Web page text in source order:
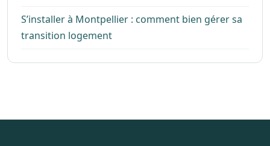
S’installer à Montpellier : comment bien gérer sa
transition logement